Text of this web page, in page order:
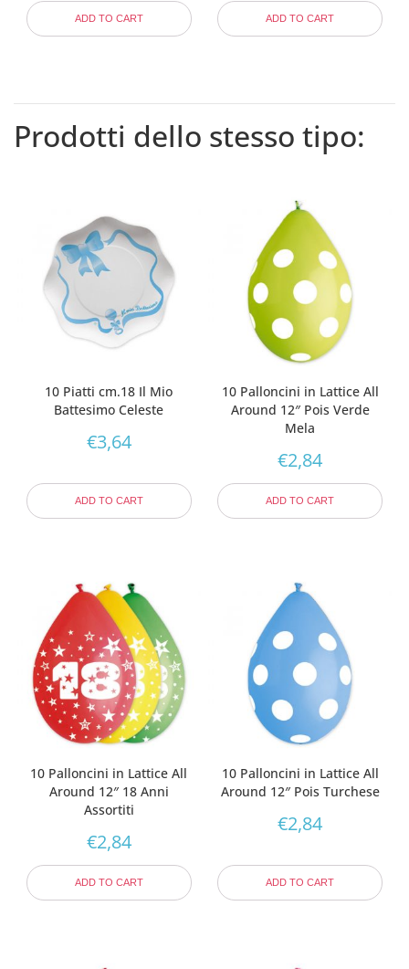
ADD TO CART ADD TO CART
Prodotti dello stesso tipo:
10 Piatti cm.18 Il Mio
Battesimo Celeste
€3,64
ADD TO CART
10 Palloncini in Lattice All
Around 12″ Pois Verde
Mela
€2,84
ADD TO CART
10 Palloncini in Lattice All
Around 12″ 18 Anni
Assortiti
€2,84
ADD TO CART
10 Palloncini in Lattice All
Around 12″ Pois Turchese
€2,84
ADD TO CART